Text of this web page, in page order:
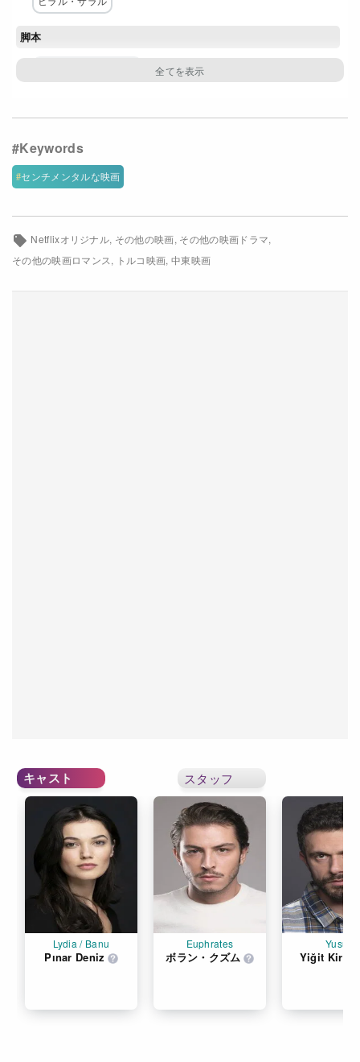
閉じる
脚本
セダ・トュルクメン
配給
Netflix
センチメンタルな映画
Netflixオリジナル その他の映画 その他の映画ドラマ
その他の映画ロマンス
トルコ映画 中東映画
スタッフ
キャスト
Lydia / Banu
Pınar Deniz
Euphrates
ボラン・クズム
Yusuf
Yiğit